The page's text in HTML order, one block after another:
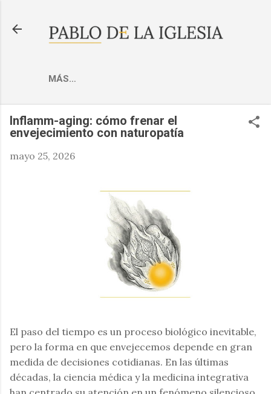
MÁS…
Inflamm-aging: cómo frenar el
envejecimiento con naturopatía
mayo 25, 2026
El paso del tiempo es un proceso biológico inevitable,
pero la forma en que envejecemos depende en gran
medida de decisiones cotidianas. En las últimas
décadas, la ciencia médica y la medicina integrativa